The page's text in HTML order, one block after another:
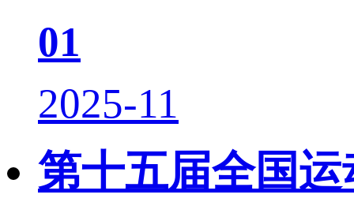
01
2025-11
第十五届全国